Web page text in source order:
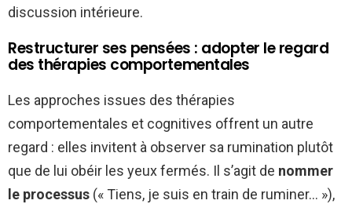
discussion intérieure.
Restructurer ses pensées : adopter le regard
des thérapies comportementales
Les approches issues des thérapies
comportementales et cognitives offrent un autre
regard : elles invitent à observer sa rumination plutôt
que de lui obéir les yeux fermés. Il s’agit de nommer
le processus (« Tiens, je suis en train de ruminer… »),